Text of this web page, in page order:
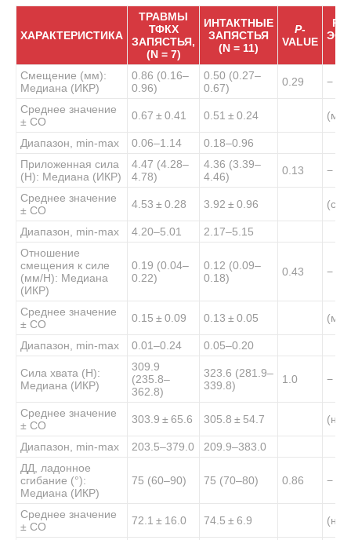
ХАРАКТЕРИСТИКА
ТРАВМЫ
ТФКХ
ЗАПЯСТЬЯ,
(N = 7)
ИНТАКТНЫЕ
ЗАПЯСТЬЯ
(N = 11)
P-
VALUE
Смещение (мм):
Медиана (ИКР)
0.86 (0.16–
0.96)
0.50 (0.27–
0.67)
0.29 −
Среднее значение
± СО
0.67 ± 0.41 0.51 ± 0.24 (
Диапазон, min-max 0.06–1.14
0.18–0.96
Приложенная сила
(Н): Медиана (ИКР)
4.47 (4.28–
4.78)
4.36 (3.39–
4.46)
0.13 −
Среднее значение
± СО
4.53 ± 0.28 3.92 ± 0.96 (
Диапазон, min-max 4.20–5.01
2.17–5.15
Отношение
смещения к силе
(мм/Н): Медиана
(ИКР)
0.19 (0.04–
0.22)
0.12 (0.09–
0.18)
0.43 −
Среднее значение
± СО
0.15 ± 0.09 0.13 ± 0.05 (
Диапазон, min-max 0.01–0.24 0.05–0.20
Сила хвата (Н):
Медиана (ИКР)
309.9
(235.8–
362.8)
323.6 (281.9–
339.8)
1.0 −
Среднее значение
± СО
303.9 ± 65.6 305.8 ± 54.7 (
Диапазон, min-max 203.5–379.0
209.9–383.0
ДД, ладонное
сгибание (°):
Медиана (ИКР)
75 (60–90) 75 (70–80) 0.86 −
Среднее значение
± СО
72.1 ± 16.0 74.5 ± 6.9 (